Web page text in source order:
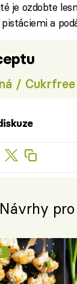
je ozdobte
a
/ Cukrfree
Návrhy